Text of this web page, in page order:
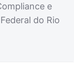
e
do Rio